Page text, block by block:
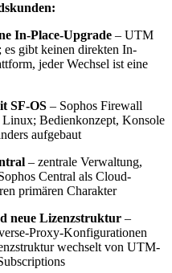
In-Place-Upgrade – UTM
es gibt keinen direkten In-
jeder Wechsel ist eine
SF-OS – Sophos Firewall
Bedienkonzept, Konsole
aufgebaut
– zentrale Verwaltung,
Central als Cloud-
primären Charakter
neue Lizenzstruktur –
Proxy-Konfigurationen
wechselt von UTM-